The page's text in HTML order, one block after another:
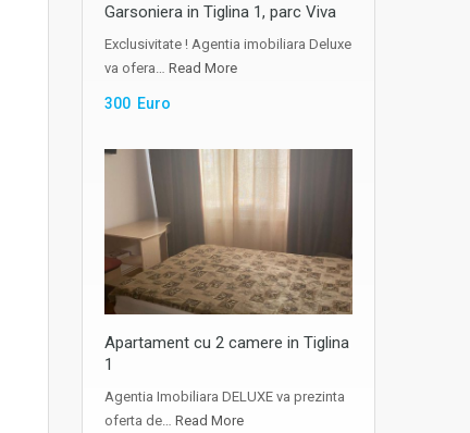
Garsoniera in Tiglina 1, parc Viva
Exclusivitate ! Agentia imobiliara Deluxe
va ofera… Read More
300 Euro
Apartament cu 2 camere in Tiglina
1
Agentia Imobiliara DELUXE va prezinta
oferta de… Read More